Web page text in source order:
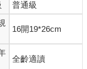
普通級
16開19*26cm
全齡適讀